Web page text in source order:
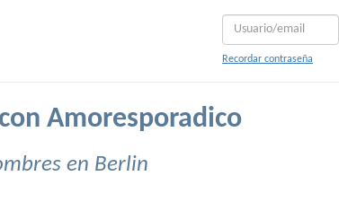
Recordar contraseña
Amoresporadico
en Berlin